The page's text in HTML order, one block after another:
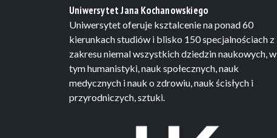
Uniwersytet Jana Kochanowskiego
Uniwersytet oferuje ksztalcenie na ponad 60
kierunkach studiów i blisko 150 specjalnościach z
zakresu niemal wszystkich dziedzin naukowych, w
tym humanistyki, nauk społecznych, nauk
medycznych i nauk o zdrowiu, nauk ścisłych i
przyrodniczych, sztuki.